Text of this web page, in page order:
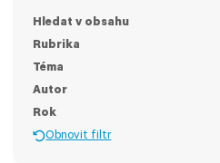
Hledat v obsahu
Rubrika
Téma
Autor
Rok
Obnovit filtr